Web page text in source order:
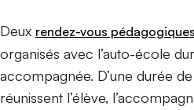
Deux rendez-vous
organisés avec l’auto-école
accompagnée. D’une durée
réunissent l’élève,